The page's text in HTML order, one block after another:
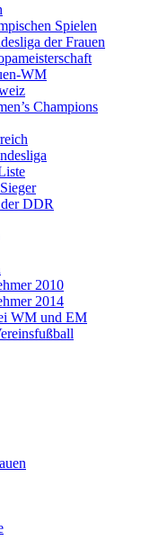
Spielen
der Frauen
WM
Champions
DDR
2010
2014
WM und EM